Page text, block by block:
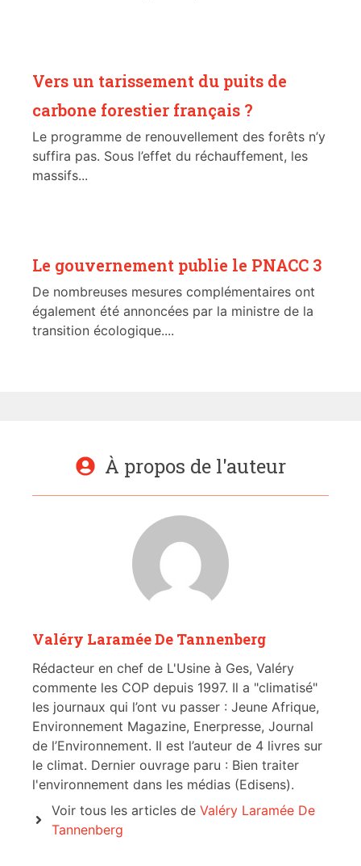
Vers un tarissement du puits de
carbone forestier français ?
Le programme de renouvellement des forêts n’y
suffira pas. Sous l’effet du réchauffement, les
massifs...
Le gouvernement publie le PNACC 3
De nombreuses mesures complémentaires ont
également été annoncées par la ministre de la
transition écologique....
À propos de l'auteur
Valéry Laramée De Tannenberg
Rédacteur en chef de L'Usine à Ges, Valéry
commente les COP depuis 1997. Il a "climatisé"
les journaux qui l’ont vu passer : Jeune Afrique,
Environnement Magazine, Enerpresse, Journal
de l’Environnement. Il est l’auteur de 4 livres sur
le climat. Dernier ouvrage paru : Bien traiter
l'environnement dans les médias (Edisens).
Voir tous les articles de Valéry Laramée De
Tannenberg